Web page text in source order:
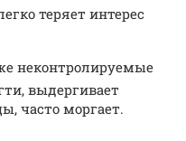
теряет интерес
неконтролируемые
выдергивает
часто моргает.